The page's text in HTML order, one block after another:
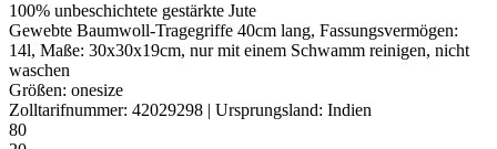
100% unbeschichtete gestärkte Jute
Gewebte Baumwoll-Tragegriffe 40cm lang, Fassungsvermögen:
14l, Maße: 30x30x19cm, nur mit einem Schwamm reinigen, nicht
waschen
Größen: onesize
Zolltarifnummer: 42029298 | Ursprungsland: Indien
80